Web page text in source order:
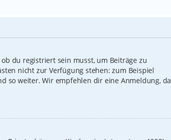
du registriert sein musst, um Beiträge zu
nicht zur Verfügung stehen: zum Beispiel
so weiter. Wir empfehlen dir eine Anmeldung, da